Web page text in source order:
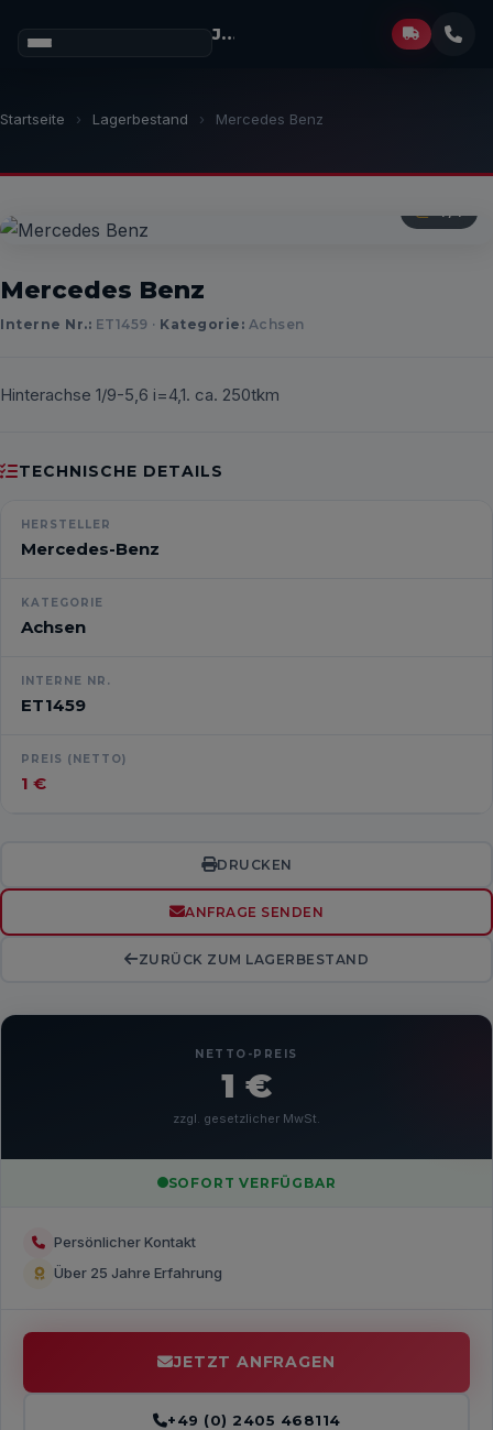
Josef Müller
Startseite › Lagerbestand › Mercedes Benz
Mercedes Benz
Interne Nr.: ET1459 · Kategorie: Achsen
Hinterachse 1/9-5,6 i=4,1. ca. 250tkm
TECHNISCHE DETAILS
HERSTELLER
Mercedes-Benz
KATEGORIE
Achsen
INTERNE NR.
ET1459
PREIS (NETTO)
1 €
DRUCKEN
ANFRAGE SENDEN
ZURÜCK ZUM LAGERBESTAND
NETTO-PREIS
1 €
zzgl. gesetzlicher MwSt.
SOFORT VERFÜGBAR
Persönlicher Kontakt
Über 25 Jahre Erfahrung
JETZT ANFRAGEN
+49 (0) 2405 468114